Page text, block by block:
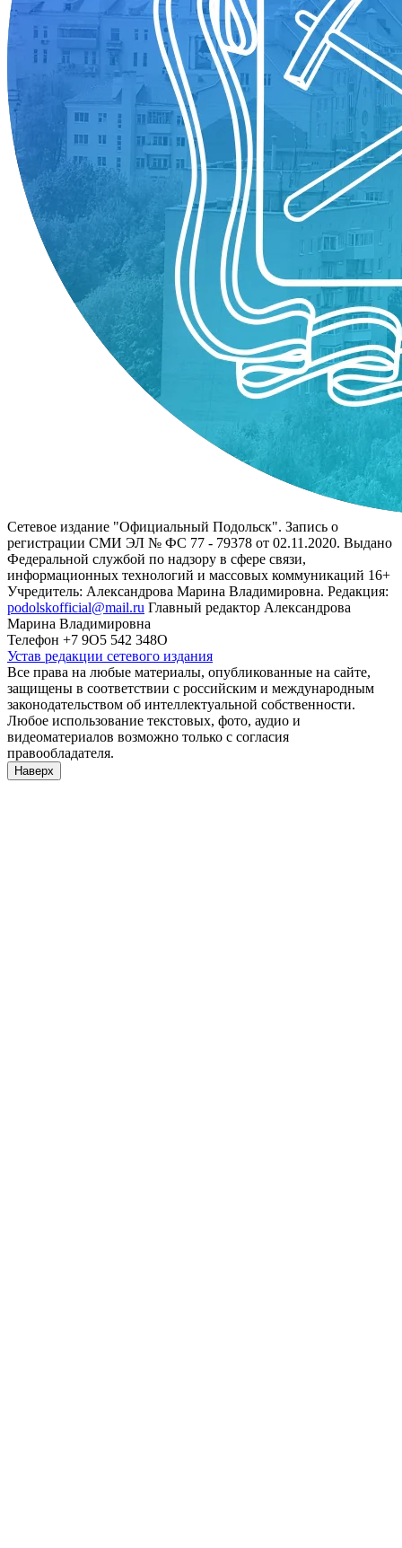
Сетевое издание "Официальный Подольск". Запись о
регистрации СМИ ЭЛ № ФС 77 - 79378 от 02.11.2020. Выдано
Федеральной службой по надзору в сфере связи,
информационных технологий и массовых коммуникаций 16+
Учредитель: Александрова Марина Владимировна. Редакция:
podolskofficial@mail.ru Главный редактор Александрова
Марина Владимировна
Телефон +7 9О5 542 348О
Устав редакции сетевого издания
Все права на любые материалы, опубликованные на сайте,
защищены в соответствии с российским и международным
законодательством об интеллектуальной собственности.
Любое использование текстовых, фото, аудио и
видеоматериалов возможно только с согласия
правообладателя.
Наверх